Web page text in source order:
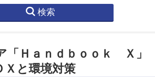
検索
「Ｈａｎｄｂｏｏｋ Ｘ」
と環境対策